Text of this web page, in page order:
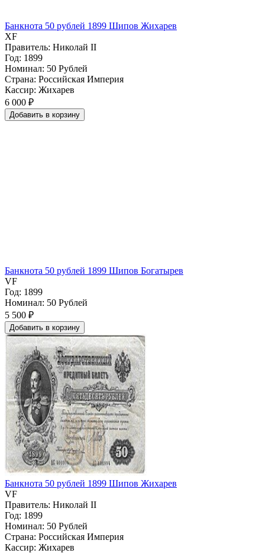
Банкнота 50 рублей 1899 Шипов Жихарев
XF
Правитель: Николай II
Год: 1899
Номинал: 50 Рублей
Страна: Российская Империя
Кассир: Жихарев
6 000 ₽
Добавить в корзину
Банкнота 50 рублей 1899 Шипов Богатырев
VF
Год: 1899
Номинал: 50 Рублей
5 500 ₽
Добавить в корзину
Банкнота 50 рублей 1899 Шипов Жихарев
VF
Правитель: Николай II
Год: 1899
Номинал: 50 Рублей
Страна: Российская Империя
Кассир: Жихарев